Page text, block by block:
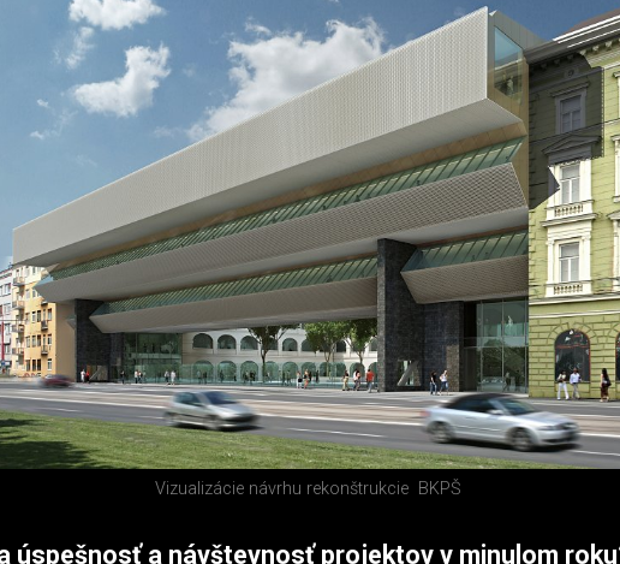
Vizualizácie návrhu rekonštrukcie BKPŠ
úspešnosť a návštevnosť projektov v minulom